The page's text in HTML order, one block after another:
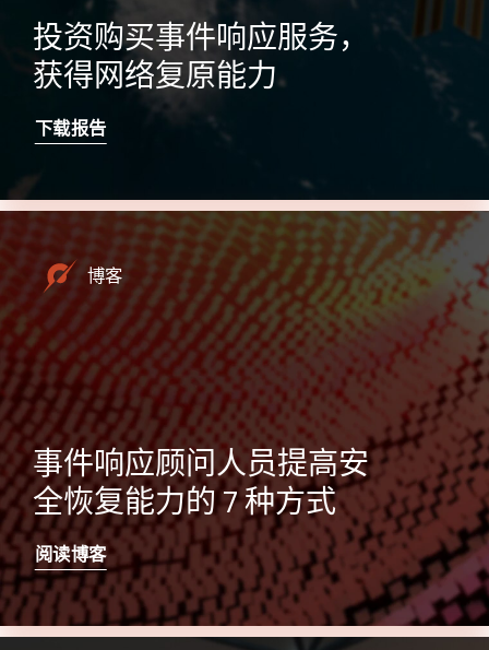
投资购买事件响应服务，
获得网络复原能力
下载报告
博客
事件响应顾问人员提高安
全恢复能力的 7 种方式
阅读博客